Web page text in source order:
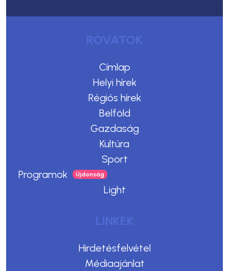
ROVATOK
Címlap
Helyi hírek
Régiós hírek
Belföld
Gazdaság
Kultúra
Sport
Programok
Light
LINKEK
Hirdetésfelvétel
Médiaajánlat